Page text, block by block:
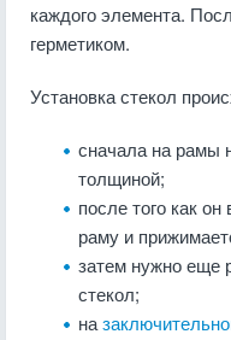
каждого элемента.
герметиком.
Установка стекол
сначала на рамы
толщиной;
после того как
раму и
затем нужно еще
стекол;
на